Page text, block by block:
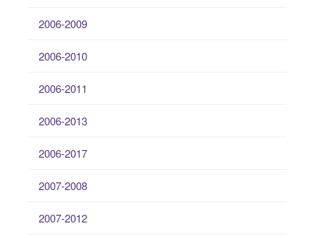
2006-2009
2006-2010
2006-2011
2006-2013
2006-2017
2007-2008
2007-2012